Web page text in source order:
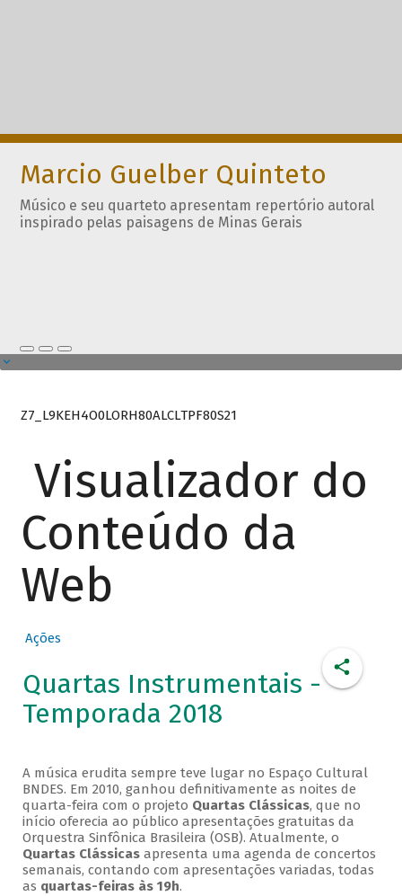
Marcio Guelber Quinteto
Músico e seu quarteto apresentam repertório autoral
inspirado pelas paisagens de Minas Gerais
Z7_L9KEH4O0LORH80ALCLTPF80S21
Visualizador do
Conteúdo da
Web
Ações
Quartas Instrumentais -
Temporada 2018
A música erudita sempre teve lugar no Espaço Cultural
BNDES. Em 2010, ganhou definitivamente as noites de
quarta-feira com o projeto Quartas Clássicas, que no
início oferecia ao público apresentações gratuitas da
Orquestra Sinfônica Brasileira (OSB). Atualmente, o
Quartas Clássicasapresenta uma agenda de concertos
semanais, contando com apresentações variadas, todas
as quartas-feiras às 19h.